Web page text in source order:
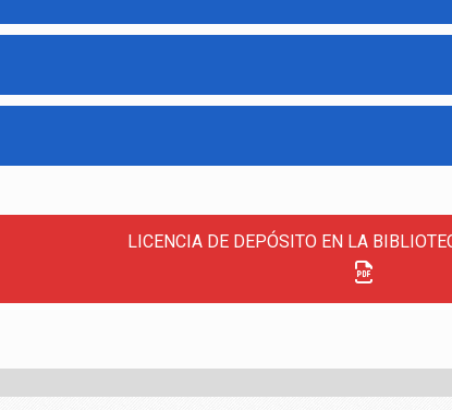
LICENCIA DE DEPÓSITO EN LA